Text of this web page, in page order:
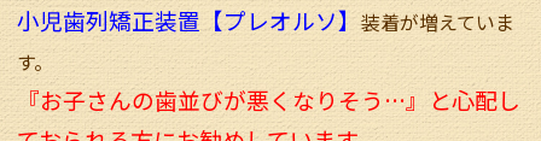
小児歯列矯正装置【プレオルソ】装着が増えていま
す。
『お子さんの歯並びが悪くなりそう…』 と心配し